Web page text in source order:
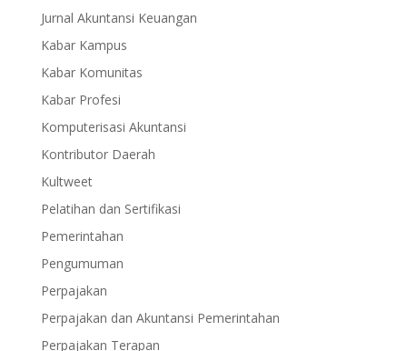
Jurnal Akuntansi Keuangan
Kabar Kampus
Kabar Komunitas
Kabar Profesi
Komputerisasi Akuntansi
Kontributor Daerah
Kultweet
Pelatihan dan Sertifikasi
Pemerintahan
Pengumuman
Perpajakan
Perpajakan dan Akuntansi Pemerintahan
Perpajakan Terapan